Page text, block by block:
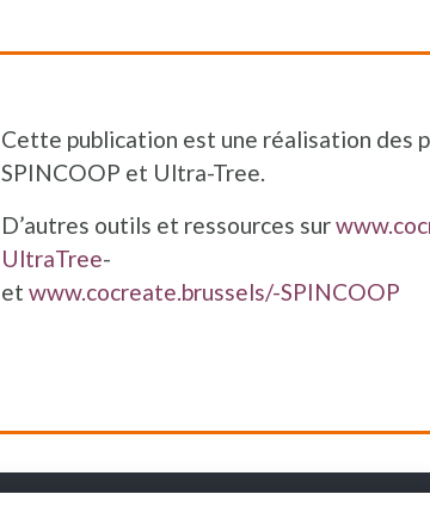
Cette publication est une réalisation des
SPINCOOP et Ultra-Tree.
D’autres outils et ressources sur
UltraTree-
etwww.cocreate.brussels/-SPINCOOP